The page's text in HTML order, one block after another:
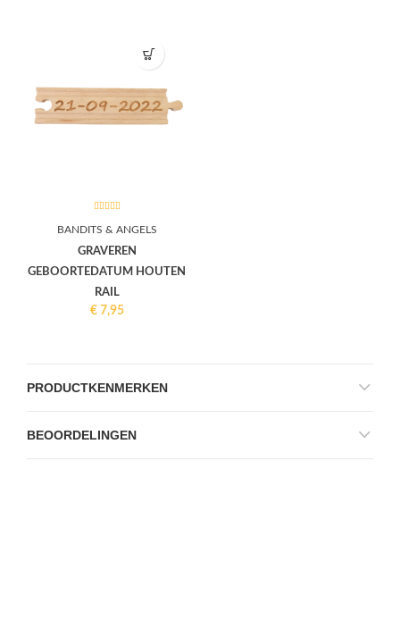
BANDITS & ANGELS
GRAVEREN
GEBOORTEDATUM HOUTEN
RAIL
€ 7,95
PRODUCTKENMERKEN
BEOORDELINGEN